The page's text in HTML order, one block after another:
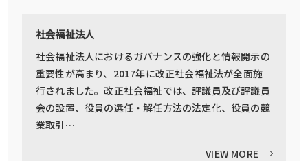
社会福祉法人
社会福祉法人におけるガバナンスの強化と情報開示の
重要性が高まり、2017年に改正社会福祉法が全面施
行されました。改正社会福祉では、評議員及び評議員
会の設置、役員の選任・解任方法の法定化、役員の競
業取引…
VIEW MORE